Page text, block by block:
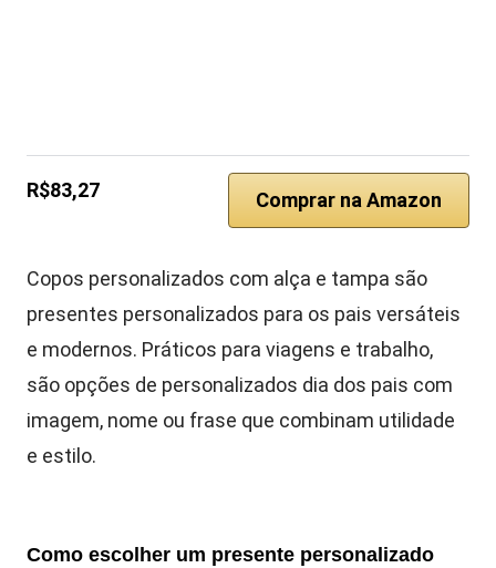
R$83,27 Comprar na Amazon
Copos personalizados com alça e tampa são
presentes personalizados para os pais versáteis
e modernos. Práticos para viagens e trabalho,
são opções de personalizados dia dos pais com
imagem, nome ou frase que combinam utilidade
e estilo.
Como escolher um presente personalizado